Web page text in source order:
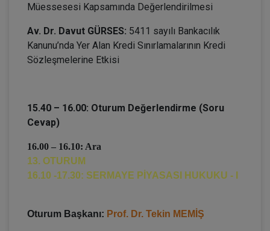
Müessesesi Kapsamında Değerlendirilmesi
Av. Dr. Davut GÜRSES: 5411 sayılı Bankacılık
Kanunu’nda Yer Alan Kredi Sınırlamalarının Kredi
Sözleşmelerine Etkisi
15.40 – 16.00: Oturum Değerlendirme (Soru
Cevap)
16.00 – 16.10: Ara
13. OTURUM
16.10 -17.30: SERMAYE PİYASASI HUKUKU - I
Oturum Başkanı: Prof. Dr. Tekin MEMİŞ